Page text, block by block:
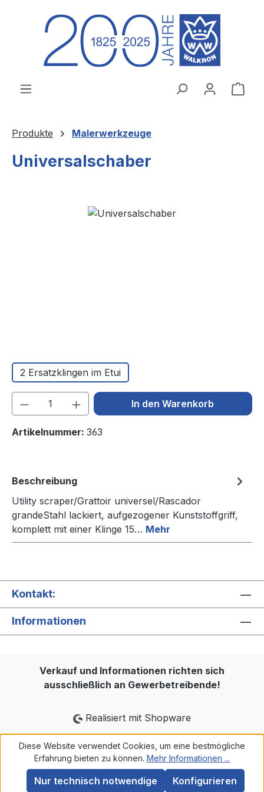
Zum Hauptinhalt springen
Produkte Malerwerkzeuge
Universalschaber
Bildergalerie überspringen
2 Ersatzklingen im Etui
Produkt Anzahl: Gib denIn den Warenkorb
Artikelnummer: 363
Beschreibung
Utility scraper/Grattoir universel/Rascador
grandeStahl lackiert, aufgezogener Kunststoffgriff,
komplett mit einer Klinge 15… Mehr
Kontakt:
Informationen
Verkauf und Informationen richten sich
ausschließlich an Gewerbetreibende!
Realisiert mit Shopware
Diese Website verwendet Cookies, um eine bestmögliche
Erfahrung bieten zu können. Mehr Informationen ...
Nur technisch notwendige Konfigurieren